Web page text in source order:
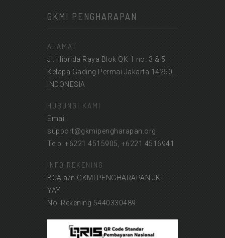
GKMI PENGHARAPAN
ALAMAT
Jl. Hibrida Raya Blok QK 1 no. 3 & 5
Kelapa Gading Permai Jakarta 14250,
INDONESIA
HUBUNGI KAMI
Email:
support@gkmipengharapan.org
Telp: +6221 4515905, +6221 4516941
INFO REKENING
BCA a/n GKMI PENGHARAPAN JKT
YAY
No. Rekening 5440330489